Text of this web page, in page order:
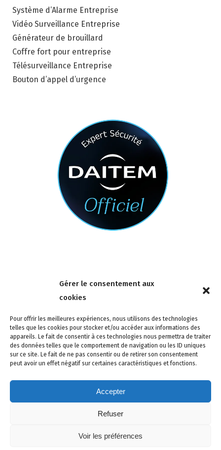
Gérer le consentement aux
cookies
Pour offrir les meilleures expériences, nous utilisons des technologies
telles que les cookies pour stocker et/ou accéder aux informations des
appareils. Le fait de consentir à ces technologies nous permettra de traiter
des données telles que le comportement de navigation ou les ID uniques
sur ce site. Le fait de ne pas consentir ou de retirer son consentement
peut avoir un effet négatif sur certaines caractéristiques et fonctions.
Accepter
Refuser
Voir les préférences
Système d’Alarme Entreprise
Vidéo Surveillance Entreprise
Générateur de brouillard
Coffre fort pour entreprise
Télésurveillance Entreprise
Bouton d’appel d’urgence
4 rue de la Tour 85150 Les Achards
Politique de confidentialité -